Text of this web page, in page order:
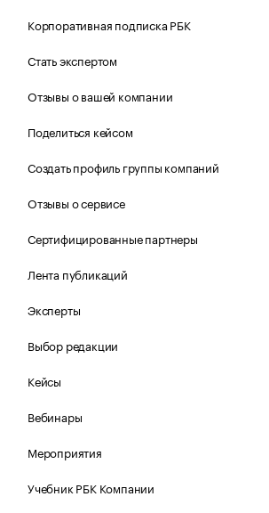
Корпоративная подписка РБК
Стать экспертом
Отзывы о вашей компании
Поделиться кейсом
Создать профиль группы компаний
Отзывы о сервисе
Сертифицированные партнеры
Лента публикаций
Эксперты
Выбор редакции
Кейсы
Вебинары
Мероприятия
Учебник РБК Компании